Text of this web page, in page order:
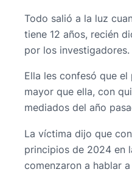
Todo salió a la luz
tiene 12 años, recién
por los investigadores.
Ella les confesó que
mayor que ella, con
mediados del año
La víctima dijo que
principios de 2024 en
comenzaron a hablar